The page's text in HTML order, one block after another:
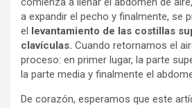
a expandir el pecho y finalmente, se
el
levantamiento de las costillas
clavículas. Cuando retornamos el
proceso: en primer lugar, la parte
la parte media y finalmente el
De corazón, esperamos que este